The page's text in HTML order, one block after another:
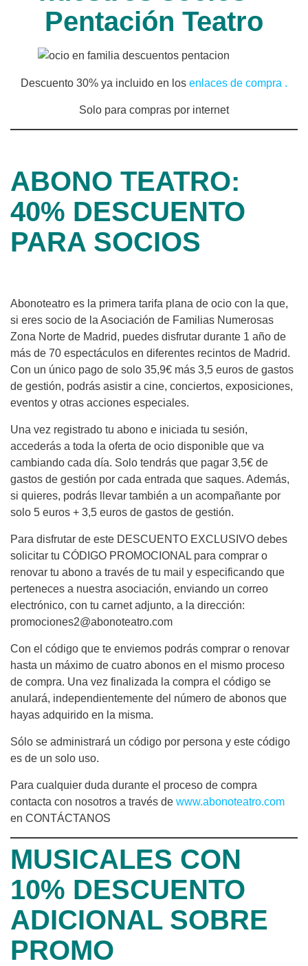
Pentación Teatro
Descuento 30% ya incluido en los enlaces de compra .
Solo para compras por internet
ABONO TEATRO:
40% DESCUENTO
PARA SOCIOS
Abonoteatro es la primera tarifa plana de ocio con la que,
si eres socio de la Asociación de Familias Numerosas
Zona Norte de Madrid, puedes disfrutar durante 1 año de
más de 70 espectáculos en diferentes recintos de Madrid.
Con un único pago de solo 35,9€ más 3,5 euros de gastos
de gestión, podrás asistir a cine, conciertos, exposiciones,
eventos y otras acciones especiales.
Una vez registrado tu abono e iniciada tu sesión,
accederás a toda la oferta de ocio disponible que va
cambiando cada día. Solo tendrás que pagar 3,5€ de
gastos de gestión por cada entrada que saques. Además,
si quieres, podrás llevar también a un acompañante por
solo 5 euros + 3,5 euros de gastos de gestión.
Para disfrutar de este DESCUENTO EXCLUSIVO debes
solicitar tu CÓDIGO PROMOCIONAL para comprar o
renovar tu abono a través de tu mail y especificando que
perteneces a nuestra asociación, enviando un correo
electrónico, con tu carnet adjunto, a la dirección:
promociones2@abonoteatro.com
Con el código que te enviemos podrás comprar o renovar
hasta un máximo de cuatro abonos en el mismo proceso
de compra. Una vez finalizada la compra el código se
anulará, independientemente del número de abonos que
hayas adquirido en la misma.
Sólo se administrará un código por persona y este código
es de un solo uso.
Para cualquier duda durante el proceso de compra
contacta con nosotros a través de www.abonoteatro.com
en CONTÁCTANOS
MUSICALES CON
10% DESCUENTO
ADICIONAL SOBRE
PROMO